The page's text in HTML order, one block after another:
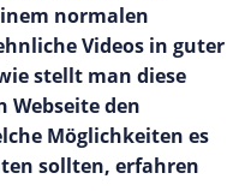
normalen
Videos in guter
stellt man diese
Webseite den
Möglichkeiten es
sollten, erfahren